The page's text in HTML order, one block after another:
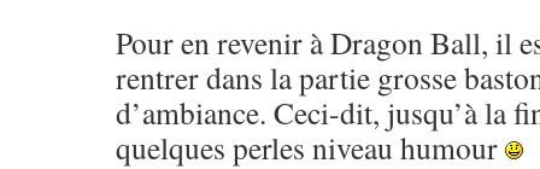
Pour en revenir à Dragon Ball, il
rentrer dans la partie grosse
d’ambiance. Ceci-dit, jusqu’à la
quelques perles niveau humour